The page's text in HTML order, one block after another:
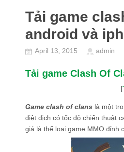
Tải game
android và
April 13, 2015 admin
Tải game Clash Of
[
Game clash of clans là một
diệt địch có tốc độ chiến thuật
giá là thể loại game MMO đỉnh